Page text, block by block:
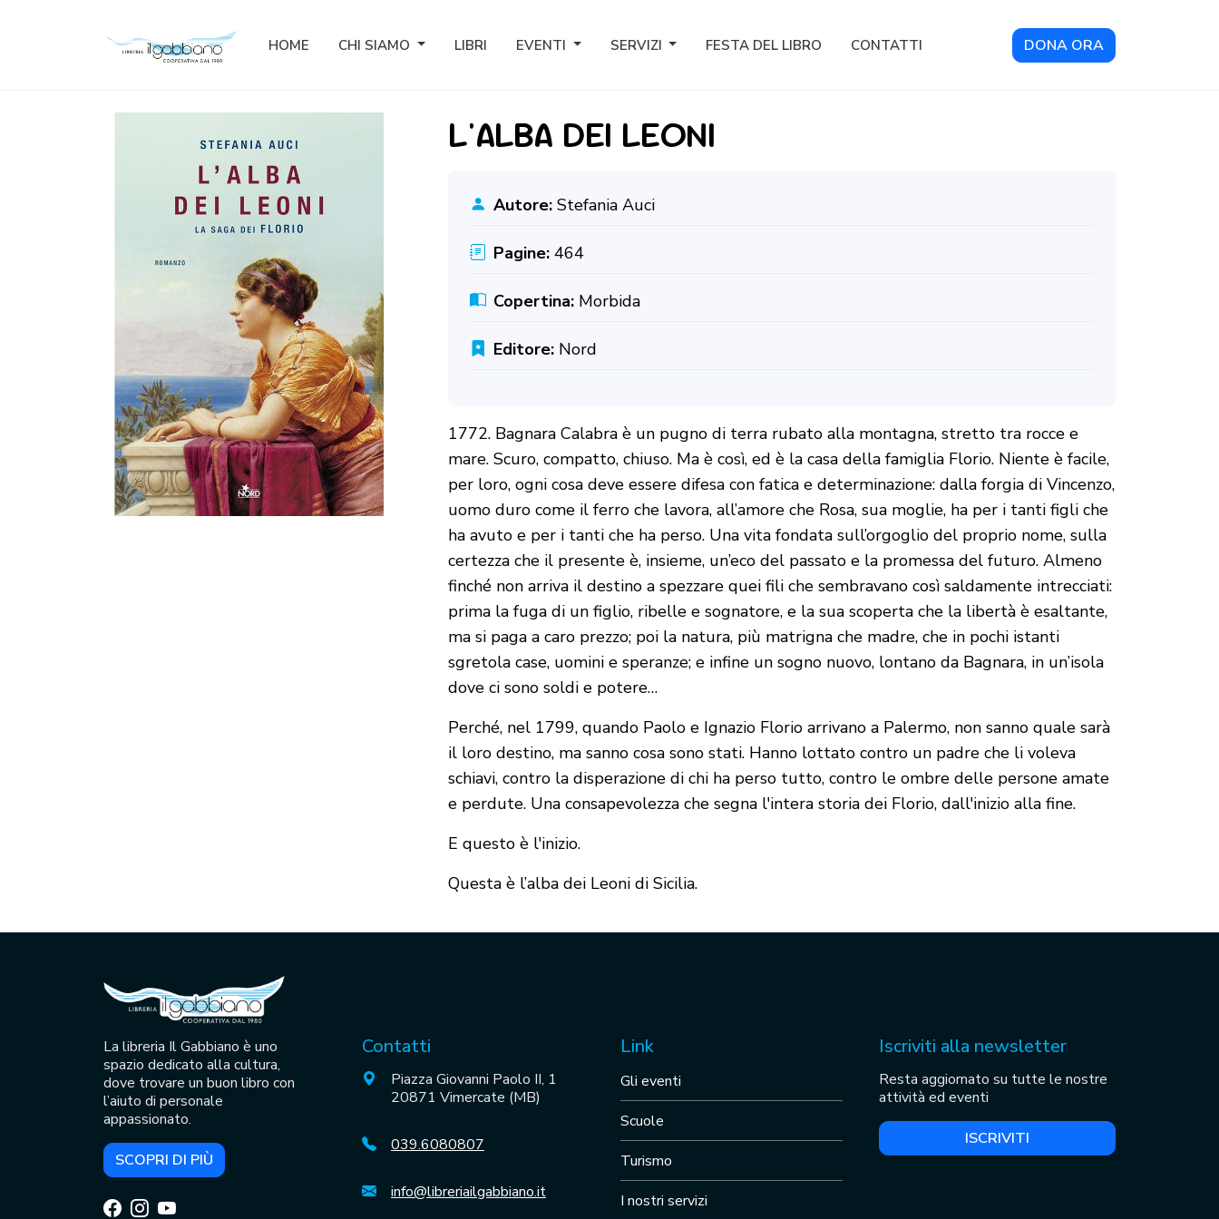
HOME CHI SIAMO LIBRI EVENTI SERVIZI FESTA DEL LIBRO CONTATTI DONA ORA
L'ALBA DEI LEONI
Autore: Stefania Auci
Pagine: 464
Copertina: Morbida
Editore: Nord
1772. Bagnara Calabra è un pugno di terra rubato alla montagna, stretto tra rocce e
mare. Scuro, compatto, chiuso. Ma è così, ed è la casa della famiglia Florio. Niente è facile,
per loro, ogni cosa deve essere difesa con fatica e determinazione: dalla forgia di Vincenzo,
uomo duro come il ferro che lavora, all’amore che Rosa, sua moglie, ha per i tanti figli che
ha avuto e per i tanti che ha perso. Una vita fondata sull’orgoglio del proprio nome, sulla
certezza che il presente è, insieme, un’eco del passato e la promessa del futuro. Almeno
finché non arriva il destino a spezzare quei fili che sembravano così saldamente intrecciati:
prima la fuga di un figlio, ribelle e sognatore, e la sua scoperta che la libertà è esaltante,
ma si paga a caro prezzo; poi la natura, più matrigna che madre, che in pochi istanti
sgretola case, uomini e speranze; e infine un sogno nuovo, lontano da Bagnara, in un’isola
dove ci sono soldi e potere…
Perché, nel 1799, quando Paolo e Ignazio Florio arrivano a Palermo, non sanno quale sarà
il loro destino, ma sanno cosa sono stati. Hanno lottato contro un padre che li voleva
schiavi, contro la disperazione di chi ha perso tutto, contro le ombre delle persone amate
e perdute. Una consapevolezza che segna l'intera storia dei Florio, dall'inizio alla fine.
E questo è l'inizio.
Questa è l’alba dei Leoni di Sicilia.
La libreria Il Gabbiano è uno
spazio dedicato alla cultura,
dove trovare un buon libro con
l’aiuto di personale
appassionato.
SCOPRI DI PIÙ
Contatti
Piazza Giovanni Paolo II, 1
20871 Vimercate (MB)
039.6080807
info@libreriailgabbiano.it
Link
Gli eventi
Scuole
Turismo
I nostri servizi
Iscriviti alla newsletter
Resta aggiornato su tutte le nostre
attività ed eventi
ISCRIVITI